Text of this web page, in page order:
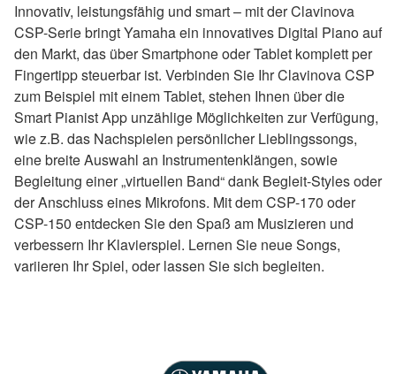
Innovativ, leistungsfähig und smart – mit der Clavinova
CSP-Serie bringt Yamaha ein innovatives Digital Piano auf
den Markt, das über Smartphone oder Tablet komplett per
Fingertipp steuerbar ist. Verbinden Sie Ihr Clavinova CSP
zum Beispiel mit einem Tablet, stehen Ihnen über die
Smart Pianist App unzählige Möglichkeiten zur Verfügung,
wie z.B. das Nachspielen persönlicher Lieblingssongs,
eine breite Auswahl an Instrumentenklängen, sowie
Begleitung einer „virtuellen Band“ dank Begleit-Styles oder
der Anschluss eines Mikrofons. Mit dem CSP-170 oder
CSP-150 entdecken Sie den Spaß am Musizieren und
verbessern Ihr Klavierspiel. Lernen Sie neue Songs,
variieren Ihr Spiel, oder lassen Sie sich begleiten.